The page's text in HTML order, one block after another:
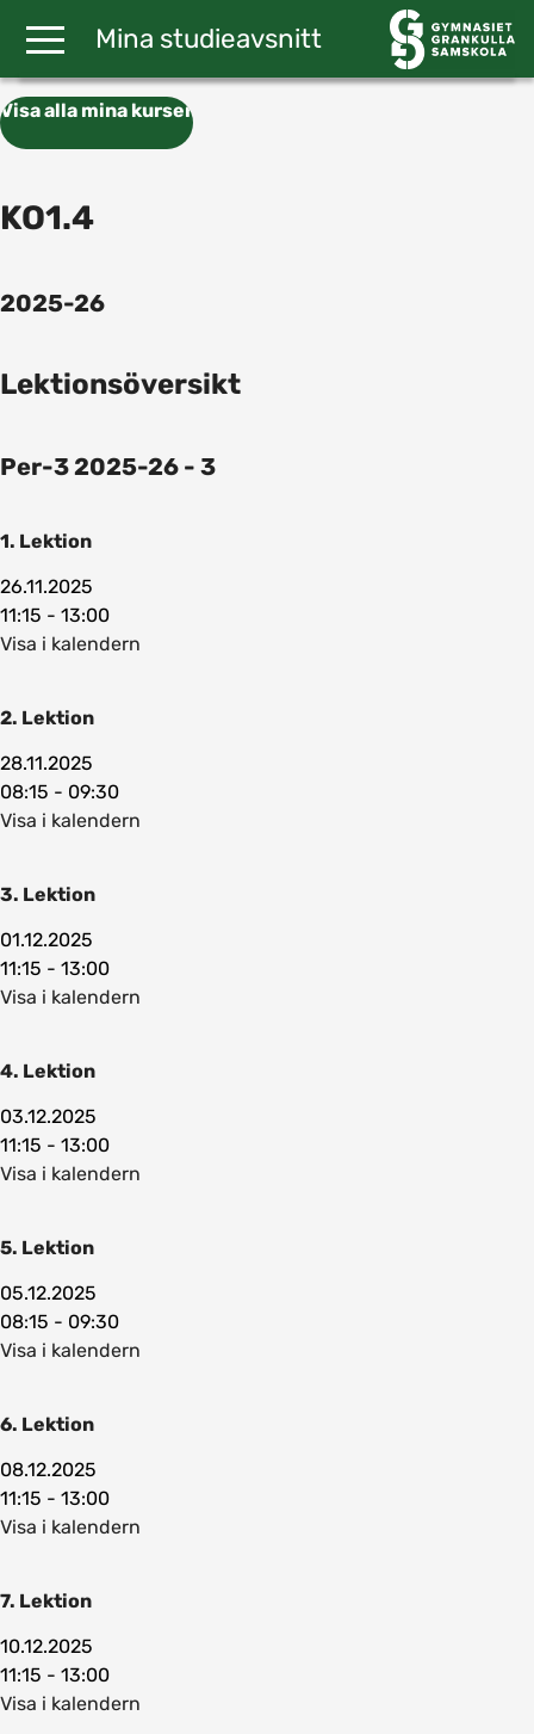
Mina studieavsnitt
Visa alla mina kurser
KO1.4
2025-26
Lektionsöversikt
Per-3 2025-26 - 3
1. Lektion
26.11.2025
11:15 - 13:00
Visa i kalendern
2. Lektion
28.11.2025
08:15 - 09:30
Visa i kalendern
3. Lektion
01.12.2025
11:15 - 13:00
Visa i kalendern
4. Lektion
03.12.2025
11:15 - 13:00
Visa i kalendern
5. Lektion
05.12.2025
08:15 - 09:30
Visa i kalendern
6. Lektion
08.12.2025
11:15 - 13:00
Visa i kalendern
7. Lektion
10.12.2025
11:15 - 13:00
Visa i kalendern